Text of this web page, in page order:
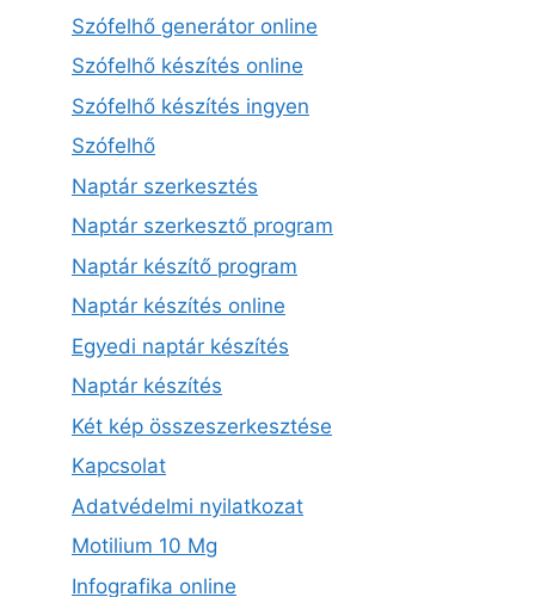
Szófelhő generátor online
Szófelhő készítés online
Szófelhő készítés ingyen
Szófelhő
Naptár szerkesztés
Naptár szerkesztő program
Naptár készítő program
Naptár készítés online
Egyedi naptár készítés
Naptár készítés
Két kép összeszerkesztése
Kapcsolat
Adatvédelmi nyilatkozat
Motilium 10 Mg
Infografika online